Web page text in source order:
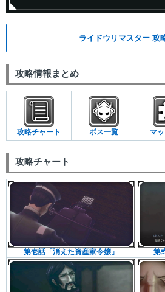
ライドウリマスター 攻
攻略情報まとめ
攻略チャート ボス一覧 マ
攻略チャート
第壱話「消えた資産家令嬢」 第